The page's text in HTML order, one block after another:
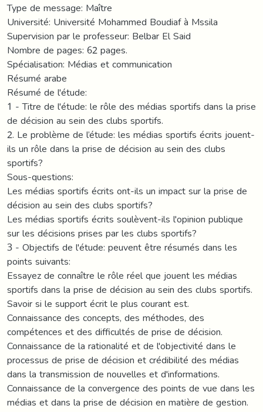
Type de message: Maître
Université: Université Mohammed Boudiaf à Mssila
Supervision par le professeur: Belbar El Said
Nombre de pages: 62 pages.
Spécialisation: Médias et communication
Résumé arabe
Résumé de l'étude:
1 - Titre de l'étude: le rôle des médias sportifs dans la prise
de décision au sein des clubs sportifs.
2. Le problème de l’étude: les médias sportifs écrits jouent-
ils un rôle dans la prise de décision au sein des clubs
sportifs?
Sous-questions:
Les médias sportifs écrits ont-ils un impact sur la prise de
décision au sein des clubs sportifs?
Les médias sportifs écrits soulèvent-ils l'opinion publique
sur les décisions prises par les clubs sportifs?
3 - Objectifs de l'étude: peuvent être résumés dans les
points suivants:
Essayez de connaître le rôle réel que jouent les médias
sportifs dans la prise de décision au sein des clubs sportifs.
Savoir si le support écrit le plus courant est.
Connaissance des concepts, des méthodes, des
compétences et des difficultés de prise de décision.
Connaissance de la rationalité et de l'objectivité dans le
processus de prise de décision et crédibilité des médias
dans la transmission de nouvelles et d'informations.
Connaissance de la convergence des points de vue dans les
médias et dans la prise de décision en matière de gestion.